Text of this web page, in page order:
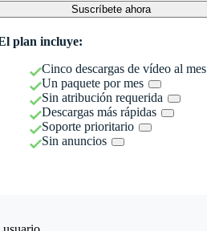
Suscríbete ahora
plan incluye:
Cinco descargas de vídeo al mes
Un paquete por mes
Sin atribución requerida
Descargas más rápidas
Soporte prioritario
Sin anuncios